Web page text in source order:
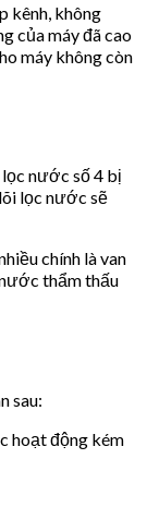
kênh, không
của máy đã cao
máy không còn
nước số 4 bị
lọc nước sẽ
chính là van
thẩm thấu
sau:
hoạt động kém